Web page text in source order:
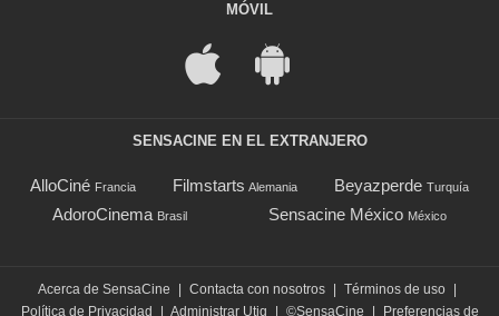
MÓVIL
SENSACINE EN EL EXTRANJERO
AlloCiné Francia Filmstarts Alemania Beyazperde Turquía
AdoroCinema Brasil Sensacine México México
Acerca de SensaCine Contacta con nosotros Términos de uso
Política de Privacidad
Administrar Utiq ©SensaCine Preferencias de